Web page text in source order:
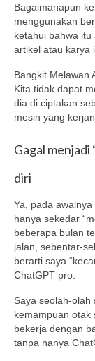
Bagaimanapun
menggunakan
ketahui bahwa itu
artikel atau karya
Bangkit Melawan
Kita tidak dapat
dia di ciptakan
mesin yang
Gagal menjadi
diri
Ya, pada
hanya sekedar
beberapa bulan
jalan, sebentar-
berarti saya
ChatGPT pro.
Saya seolah-olah
kemampuan otak
bekerja dengan
tanpa nanya